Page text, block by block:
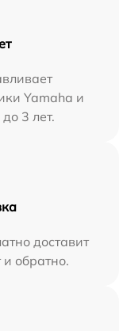
Yamaha и
3 лет.
доставит
обратно.